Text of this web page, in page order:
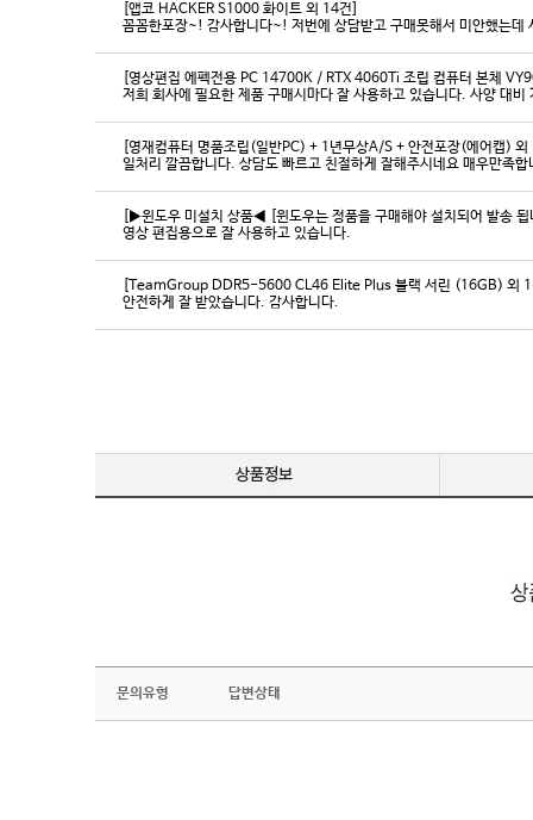
[앱코 HACKER S1000 화이트 외 14건]
꼼꼼한포장~! 감사합니다~! 저번에 상담받고 구매못해서 미안했는
[영상편집 에펙전용 PC 14700K / RTX 4060Ti 조립 컴퓨터 본체
[영재컴퓨터 명품조립(일반PC) + 1년무상A/S + 안전포장(에어캡)
일처리 깔끔합니다. 상담도 빠르고 친절하게 잘해주시네요 매우만족
[▶윈도우 미설치 상품◀ [윈도우는 정품을 구매해야 설치되어 발송
영상 편집용으로 잘 사용하고 있습니다.
[TeamGroup DDR5-5600 CL46 Elite Plus 블랙 서린 (16GB) 외
안전하게 잘 받았습니다. 감사합니다.
문의유형 답변상태